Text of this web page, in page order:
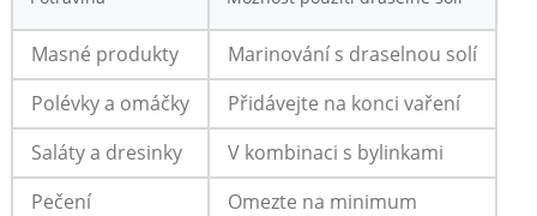
Masné produkty
Marinování s draselnou solí
Polévky a omáčky
Přidávejte na konci vaření
Saláty a dresinky
V kombinaci s bylinkami
Pečení
Omezte na minimum